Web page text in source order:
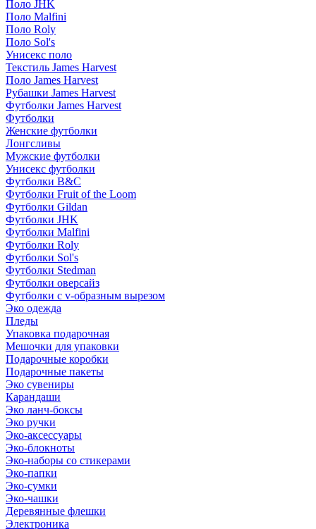
Поло JHK
Поло Malfini
Поло Roly
Поло Sol's
Унисекс поло
Текстиль James Harvest
Поло James Harvest
Рубашки James Harvest
Футболки James Harvest
Футболки
Женские футболки
Лонгсливы
Мужские футболки
Унисекс футболки
Футболки B&C
Футболки Fruit of the Loom
Футболки Gildan
Футболки JHK
Футболки Malfini
Футболки Roly
Футболки Sol's
Футболки Stedman
Футболки оверсайз
Футболки с v-образным вырезом
Эко одежда
Пледы
Упаковка подарочная
Мешочки для упаковки
Подарочные коробки
Подарочные пакеты
Эко сувениры
Карандаши
Эко ланч-боксы
Эко ручки
Эко-аксессуары
Эко-блокноты
Эко-наборы со стикерами
Эко-папки
Эко-сумки
Эко-чашки
Деревянные флешки
Электроника